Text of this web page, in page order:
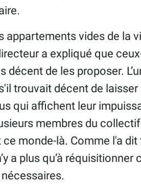
appartements vides de la
a expliqué que
décent de les proposer.
trouvait décent de
qui affichent leur
membres du
ce monde-là. Comme l'a dit
a plus qu’à réquisitionner